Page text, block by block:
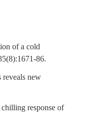
of a cold
86.
reveals new
response of